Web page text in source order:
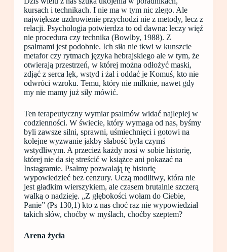
kursach i technikach. I nie ma w tym nic złego. Ale
największe uzdrowienie przychodzi nie z metody, lecz z
relacji. Psychologia potwierdza to od dawna: leczy więź
nie procedura czy technika (Bowlby, 1988). Z
psalmami jest podobnie. Ich siła nie tkwi w kunszcie
metafor czy rytmach języka hebrajskiego ale w tym, że
otwierają przestrzeń, w której można odłożyć maski,
zdjąć z serca lęk, wstyd i żal i oddać je Komuś, kto nie
odwróci wzroku. Temu, który nie milknie, nawet gdy
my nie mamy już siły mówić.
Ten terapeutyczny wymiar psalmów widać najlepiej w
codzienności. W świecie, który wymaga od nas, byśmy
byli zawsze silni, sprawni, uśmiechnięci i gotowi na
kolejne wyzwanie jakby słabość była czymś
wstydliwym. A przecież każdy nosi w sobie historię,
której nie da się streścić w książce ani pokazać na
Instagramie. Psalmy pozwalają tę historię
wypowiedzieć bez cenzury. Uczą modlitwy, która nie
jest gładkim wierszykiem, ale czasem brutalnie szczerą
walką o nadzieję. „Z głębokości wołam do Ciebie,
Panie” (Ps 130,1) kto z nas choć raz nie wypowiedział
takich słów, choćby w myślach, choćby szeptem?
Arena życia